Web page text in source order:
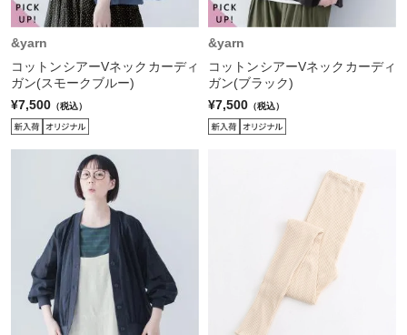
&yarn
コットンシアーVネックカーディ
ガン(スモークブルー)
¥7,500 （税込）
&yarn
コットンシアーVネックカーディ
ガン(ブラック)
¥7,500 （税込）